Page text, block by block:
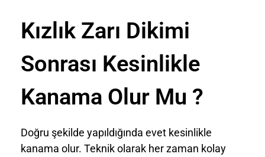
Kızlık Zarı Dikimi
Sonrası Kesinlikle
Kanama Olur Mu ?
Doğru şekilde yapıldığında evet kesinlikle
kanama olur. Teknik olarak her zaman kolay